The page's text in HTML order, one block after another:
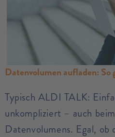
Datenvolumen aufladen: So
Typisch ALDI TALK:
unkompliziert – auch
Datenvolumens. Egal, ob